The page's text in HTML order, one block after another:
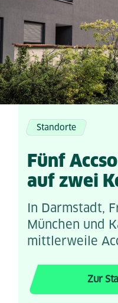
Standorte
Fünf
auf zwei
In Darmstadt,
München und
mittlerweile
Zur